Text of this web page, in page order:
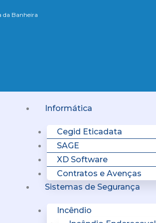
da Banheira
Informática
Cegid Eticadata
SAGE
XD Software
Contratos e Avenças
Sistemas de Segurança
Incêndio
Menu